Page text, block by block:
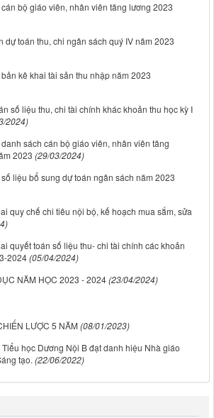
bộ giáo viên, nhân viên tăng lương 2023
dự toán thu, chi ngân sách quý IV năm 2023
kê khai tài sản thu nhập năm 2023
số liệu thu, chi tài chính khác khoản thu học kỳ I
2024)
sách cán bộ giáo viên, nhân viên tăng
2023 (29/03/2024)
liệu bổ sung dự toán ngân sách năm 2023
quy chế chi tiêu nội bộ, kế hoạch mua sắm, sửa
quyết toán số liệu thu- chi tài chính các khoản
2024(05/04/2024)
NĂM HỌC 2023 - 2024(23/04/2024)
LƯỢC 5 NĂM(08/01/2023)
học Dương Nội B đạt danh hiệu Nhà giáo
tạo. (22/06/2022)